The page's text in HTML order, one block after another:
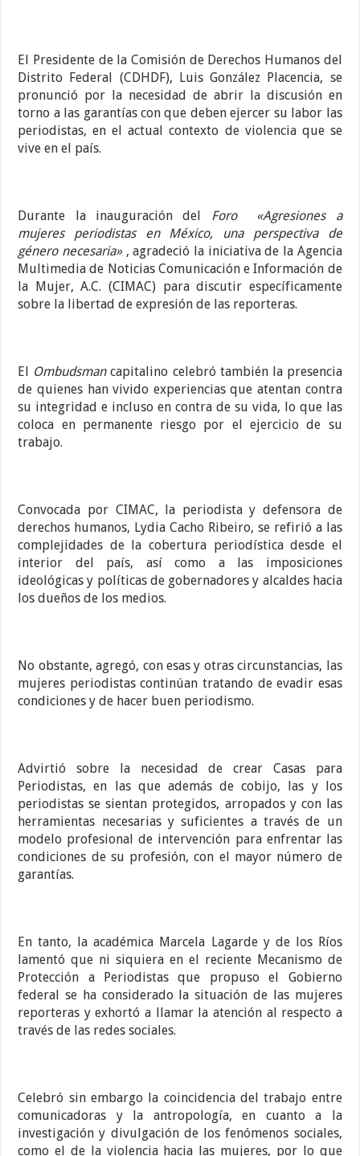
El Presidente de la Comisión de Derechos Humanos del
Distrito Federal (CDHDF), Luis González Placencia, se
pronunció por la necesidad de abrir la discusión en
torno a las garantías con que deben ejercer su labor las
periodistas, en el actual contexto de violencia que se
vive en el país.
Durante la inauguración del Foro
«Agresiones a
mujeres periodistas en México, una perspectiva de
género necesaria» , agradeció la iniciativa de la Agencia
Multimedia de Noticias Comunicación e Información de
la Mujer, A.C. (CIMAC) para discutir específicamente
sobre la libertad de expresión de las reporteras.
El Ombudsmancapitalino celebró también la presencia
de quienes han vivido experiencias que atentan contra
su integridad e incluso en contra de su vida, lo que las
coloca en permanente riesgo por el ejercicio de su
trabajo.
Convocada por CIMAC, la periodista y defensora de
derechos humanos, Lydia Cacho Ribeiro, se refirió a las
complejidades de la cobertura periodística desde el
interior del país, así como a las imposiciones
ideológicas y políticas de gobernadores y alcaldes hacia
los dueños de los medios.
No obstante, agregó, con esas y otras circunstancias, las
mujeres periodistas continúan tratando de evadir esas
condiciones y de hacer buen periodismo.
Advirtió sobre la necesidad de crear Casas para
Periodistas, en las que además de cobijo, las y los
periodistas se sientan protegidos, arropados y con las
herramientas necesarias y suficientes a través de un
modelo profesional de intervención para enfrentar las
condiciones de su profesión, con el mayor número de
garantías.
En tanto, la académica Marcela Lagarde y de los Ríos
lamentó que ni siquiera en el reciente Mecanismo de
Protección a Periodistas que propuso el Gobierno
federal se ha considerado la situación de las mujeres
reporteras y exhortó a llamar la atención al respecto a
través de las redes sociales.
Celebró sin embargo la coincidencia del trabajo entre
comunicadoras y la antropología, en cuanto a la
investigación y divulgación de los fenómenos sociales,
como el de la violencia hacia las mujeres, por lo que